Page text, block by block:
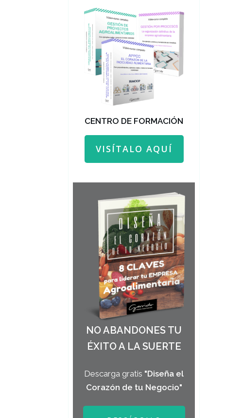
CENTRO DE FORMACIÓN
VISÍTALO AQUÍ
NO ABANDONES TU
ÉXITO A LA SUERTE
Descarga gratis "Diseña el
Corazón de tu Negocio"